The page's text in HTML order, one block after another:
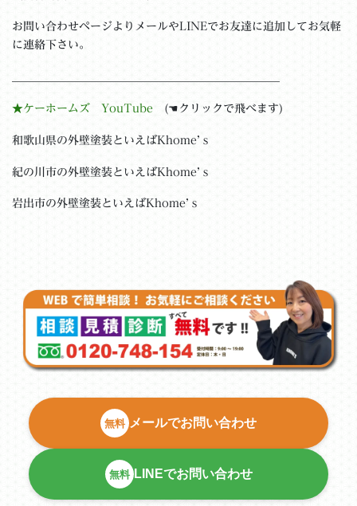
お問い合わせページよりメールやLINEでお友達に追加してお気軽
に連絡下さい。
★ケーホームズ YouTube (☚クリックで飛べます)
和歌山県の外壁塗装といえばKhome’ｓ
紀の川市の外壁塗装といえばKhome’ｓ
岩出市の外壁塗装といえばKhome’ｓ
無料 メールでお問い合わせ
無料 LINEでお問い合わせ